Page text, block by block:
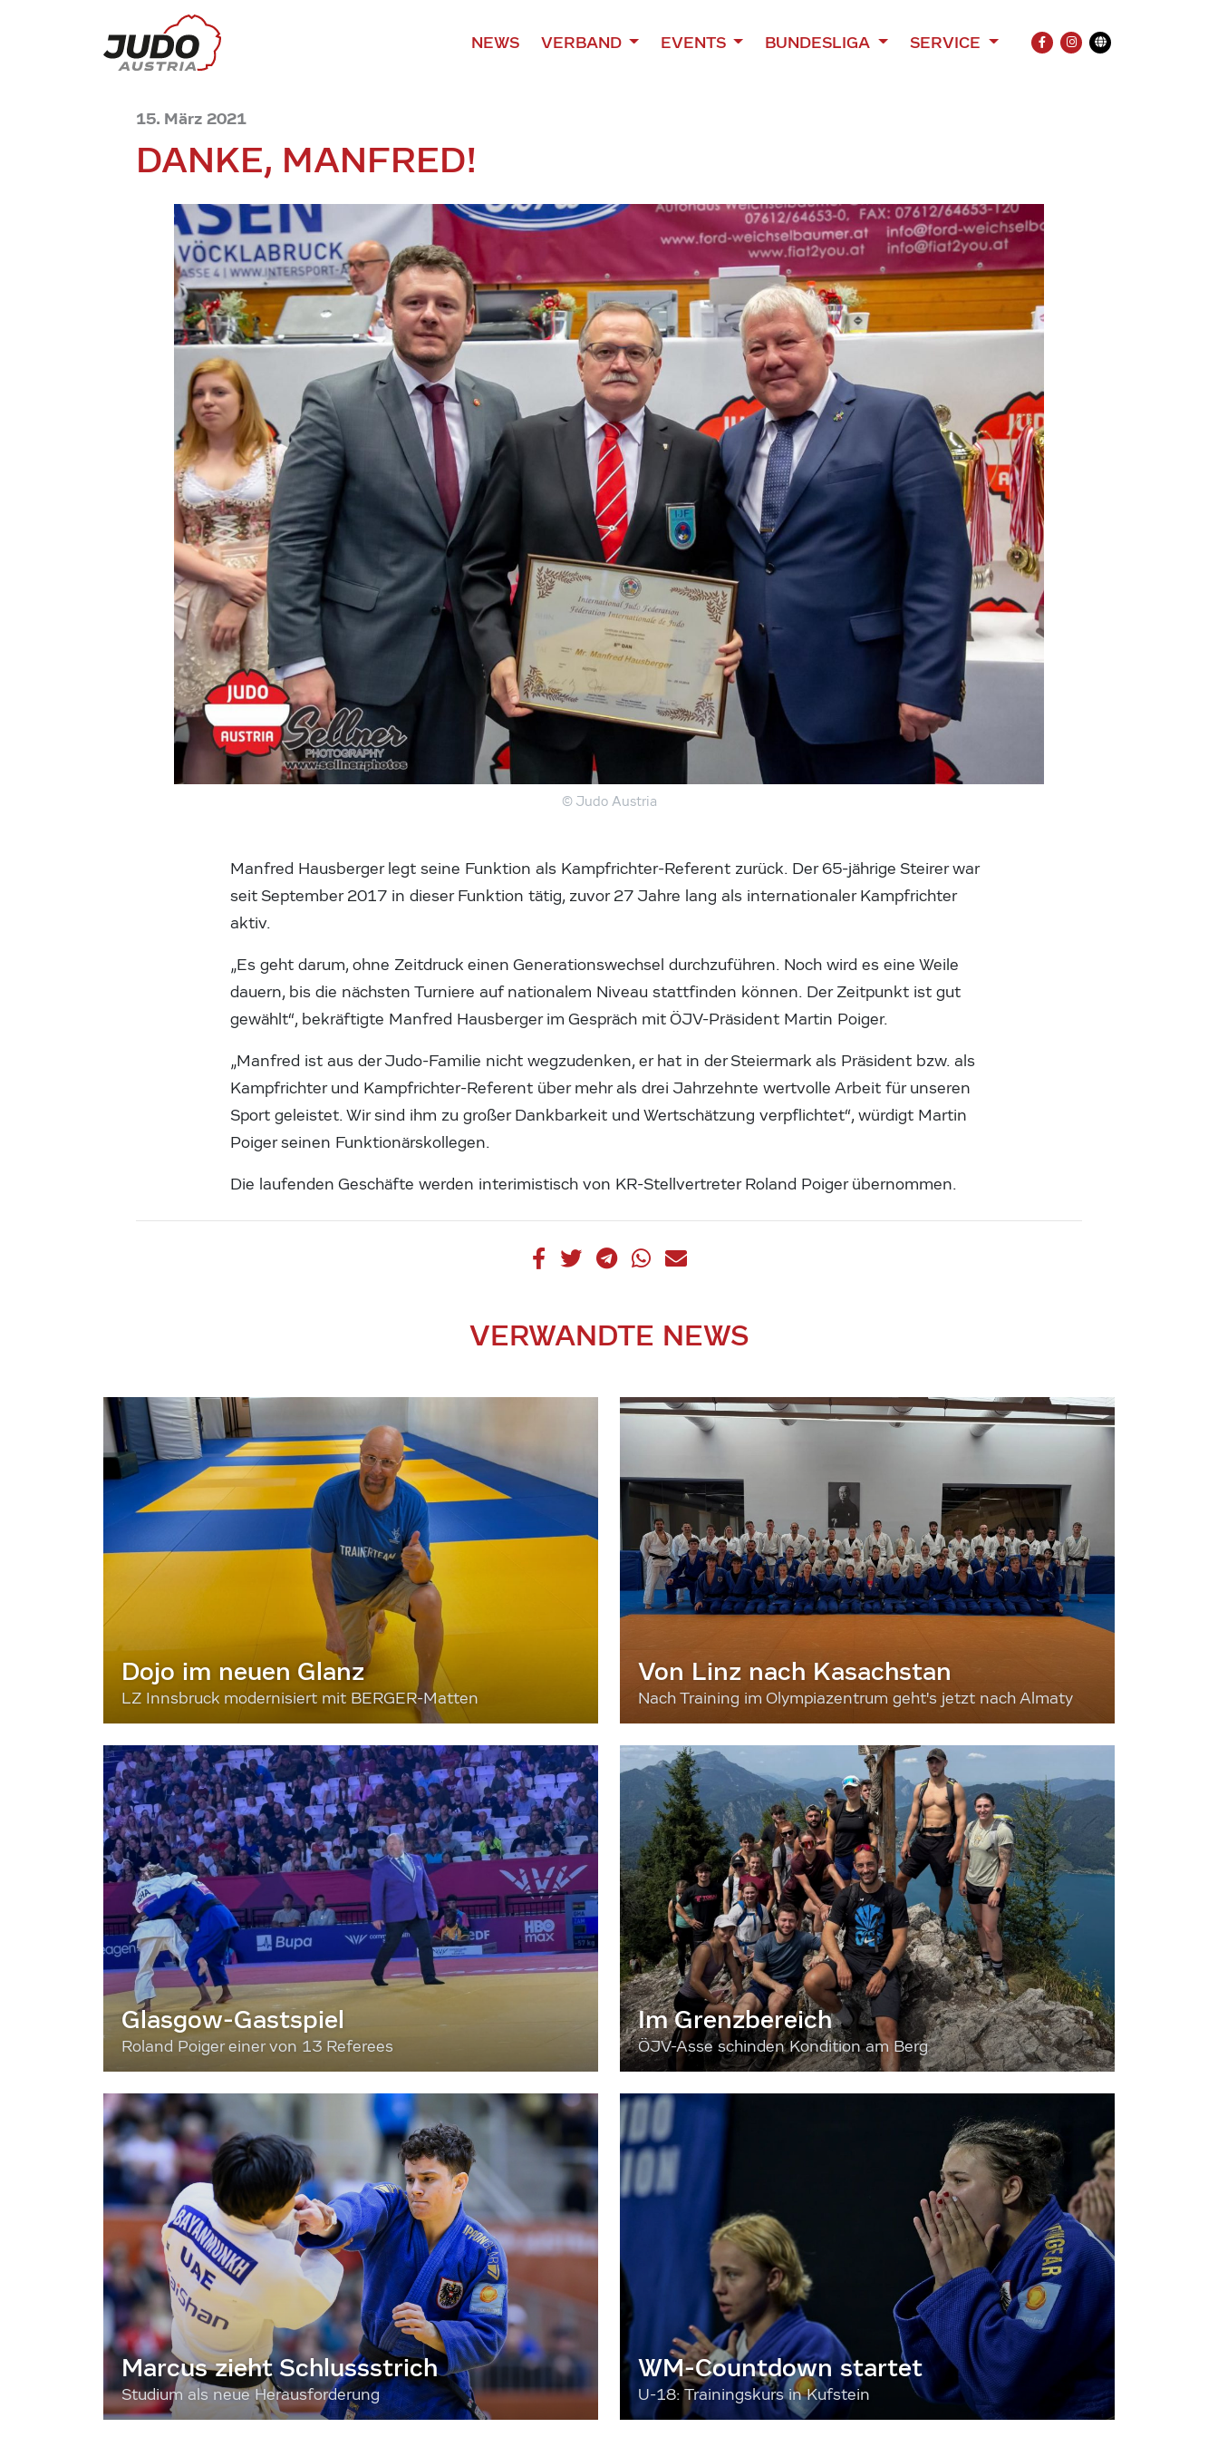
NEWS VERBAND EVENTS BUNDESLIGA SERVICE
FACEBOOK
INSTAGRAM
Übersetzung
15. März 2021
DANKE, MANFRED!
© Judo Austria
Manfred Hausberger legt seine Funktion als Kampfrichter-Referent zurück. Der 65-jährige Steirer war
seit September 2017 in dieser Funktion tätig, zuvor 27 Jahre lang als internationaler Kampfrichter
aktiv.
„Es geht darum, ohne Zeitdruck einen Generationswechsel durchzuführen. Noch wird es eine Weile
dauern, bis die nächsten Turniere auf nationalem Niveau stattfinden können. Der Zeitpunkt ist gut
gewählt“, bekräftigte Manfred Hausberger im Gespräch mit ÖJV-Präsident Martin Poiger.
„Manfred ist aus der Judo-Familie nicht wegzudenken, er hat in der Steiermark als Präsident bzw. als
Kampfrichter und Kampfrichter-Referent über mehr als drei Jahrzehnte wertvolle Arbeit für unseren
Sport geleistet. Wir sind ihm zu großer Dankbarkeit und Wertschätzung verpflichtet“, würdigt Martin
Poiger seinen Funktionärskollegen.
Die laufenden Geschäfte werden interimistisch von KR-Stellvertreter Roland Poiger übernommen.
VERWANDTE NEWS
Dojo im neuen Glanz
LZ Innsbruck modernisiert mit BERGER-Matten
Von Linz nach Kasachstan
Nach Training im Olympiazentrum geht's jetzt nach Almaty
Glasgow-Gastspiel
Roland Poiger einer von 13 Referees
Im Grenzbereich
ÖJV-Asse schinden Kondition am Berg
Marcus zieht Schlussstrich
Studium als neue Herausforderung
WM-Countdown startet
U-18: Trainingskurs in Kufstein